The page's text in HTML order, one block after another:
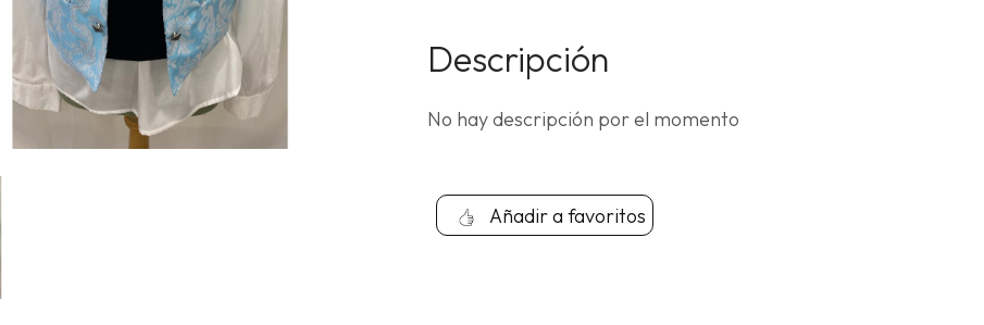
Descripción
No hay descripción por el momento
Añadir a favoritos